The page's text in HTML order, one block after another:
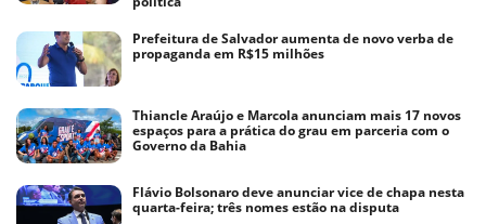
Prefeitura de Salvador aumenta de novo verba de
propaganda em R$15 milhões
Thiancle Araújo e Marcola anunciam mais 17 novos
espaços para a prática do grau em parceria com o
Governo da Bahia
Flávio Bolsonaro deve anunciar vice de chapa nesta
quarta-feira; três nomes estão na disputa